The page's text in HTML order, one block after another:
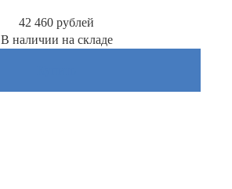
42 460 рублей
В наличии на складе